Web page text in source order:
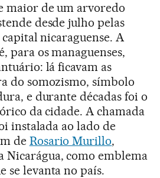
maior de um arvoredo
desde julho pelas
nicaraguense. A
para os managuenses,
lá ficavam as
do somozismo, símbolo
e durante décadas foi o
da cidade. A chamada
instalada ao lado de
de Rosario Murillo,
como emblema
se levanta no país.